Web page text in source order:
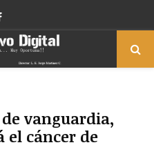
Facebook
vanguardia,
cáncer de